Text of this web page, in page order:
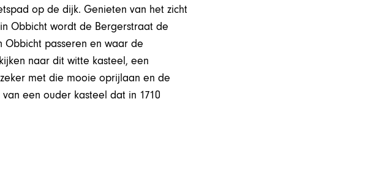
op de dijk. Genieten van het zicht
Obbicht wordt de Bergerstraat de
Obbicht passeren en waar de
naar dit witte kasteel, een
met die mooie oprijlaan en de
een ouder kasteel dat in 1710